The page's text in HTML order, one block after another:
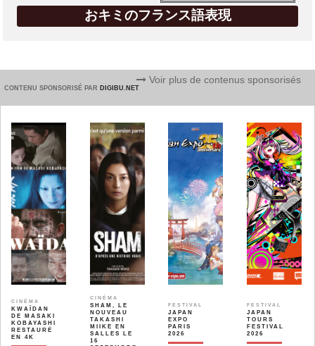
おキミのフランス語表現
CONTENU SPONSORISÉ PAR DIGIBU.NET
Voir plus de contenus sponsorisés
CINÉMA
KWAÏDAN
DE MASAKI
KOBAYASHI
RESTAURÉ
EN 4K
CINÉMA
SHAM, LE
NOUVEAU
TAKASHI
MIIKE EN
SALLES LE
16
FESTIVAL
JAPAN
EXPO
PARIS
2026
FESTIVAL
JAPAN
TOURS
FESTIVAL
2026